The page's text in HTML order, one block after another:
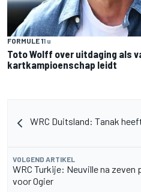
FORMULE 11 u
Toto Wolff over uitdaging als
kartkampioenschap leidt
WRC Duitsland: Tanak
VOLGEND ARTIKEL
WRC Turkije: Neuville na zeven
voor Ogier